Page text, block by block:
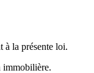
la présente loi.
immobilière.